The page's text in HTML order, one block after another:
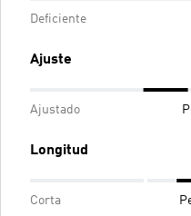
Deficiente
Ajuste
Ajustado
Longitud
Corta